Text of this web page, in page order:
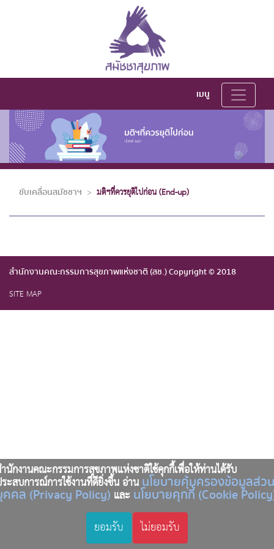
นักงานคณะกรรมการสุขภาพแห่งชาติใช้คุกกี้เพื่อให้ท่านได้รับ
ะสบการณ์การใช้งานที่ดียิ่งขึ้น อ่านนโยบายคุ้มครองข้อมูลส่วน
คล (Privacy Policy) และนโยบายคุกกี้ (Cookie
ยอมรับ ไม่ยอมรับ
เมนู
ขับเคลื่อนสมัชชาฯ มติฯที่ควรยุติไปก่อน (End-up)
สำนักงานคณะกรรมการสุขภาพแห่งชาติ (สช.) Copyright © 2018
SITE MAP